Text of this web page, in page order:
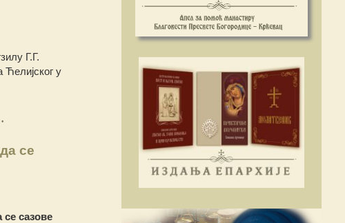
Г.Г.
Ћелијског у
се
се сазове